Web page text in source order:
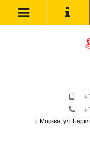
г. Москва, ул.